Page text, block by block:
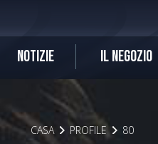
NOTIZIE IL NEGOZIO
CASA PROFILE 80